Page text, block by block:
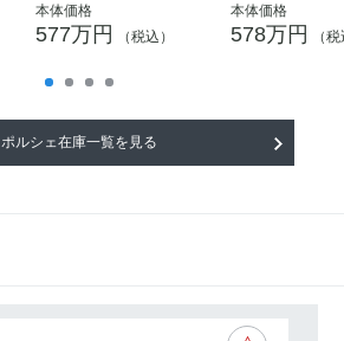
本体価格
577万円 （税込）
本体価格
578万円 （
ポルシェ在庫一覧を見る